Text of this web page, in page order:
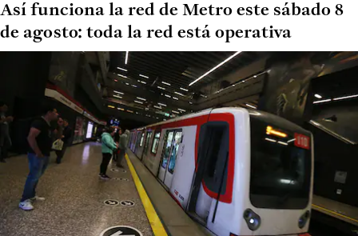
Así funciona la red de Metro este sábado 8
de agosto: toda la red está operativa